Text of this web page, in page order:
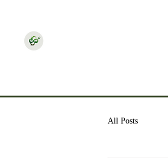
All Posts